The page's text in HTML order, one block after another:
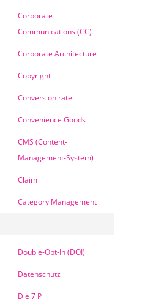
Corporate
Communications (CC)
Corporate Architecture
Copyright
Conversion rate
Convenience Goods
CMS (Content-
Management-System)
Claim
Category Management
Double-Opt-In (DOI)
Datenschutz
Die 7 P